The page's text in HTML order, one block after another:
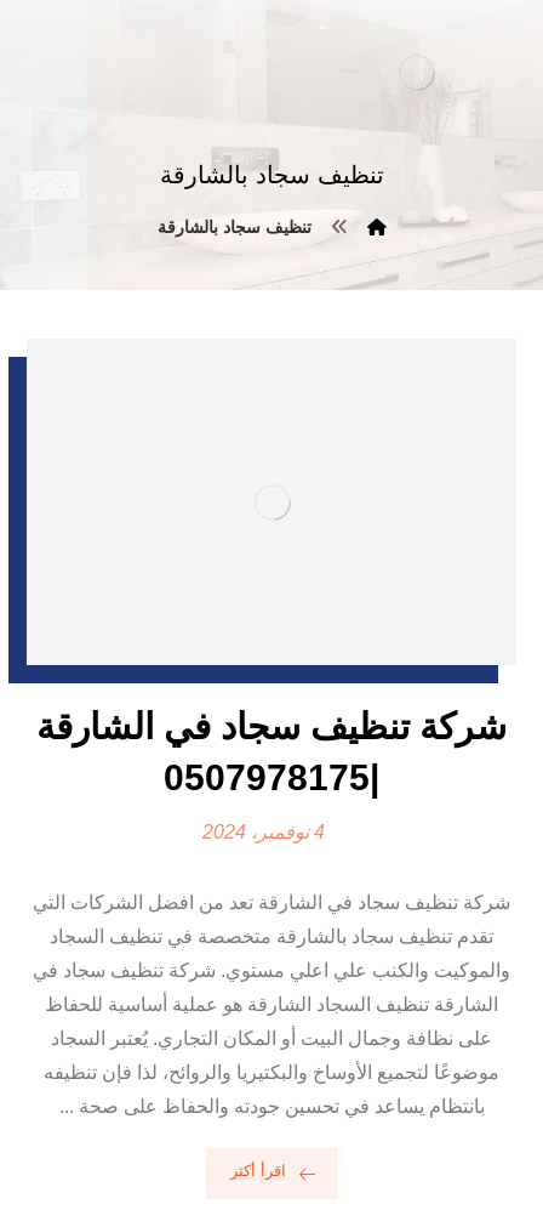
تنظيف سجاد بالشارقة
تنظيف سجاد بالشارقة
شركة تنظيف سجاد في الشارقة
|0507978175
4 نوفمبر، 2024
شركة تنظيف سجاد في الشارقة تعد من افضل الشركات التي
تقدم تنظيف سجاد بالشارقة متخصصة في تنظيف السجاد
والموكيت والكنب علي اعلي مستوي. شركة تنظيف سجاد في
الشارقة تنظيف السجاد الشارقة هو عملية أساسية للحفاظ
على نظافة وجمال البيت أو المكان التجاري. يُعتبر السجاد
موضوعًا لتجميع الأوساخ والبكتيريا والروائح، لذا فإن تنظيفه
بانتظام يساعد في تحسين جودته والحفاظ على صحة ...
اقرأ أكثر